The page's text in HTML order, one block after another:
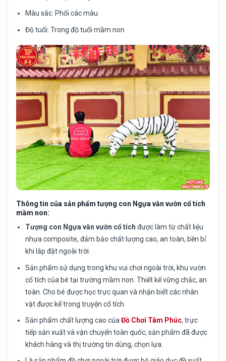
Màu sắc: Phối các màu
Độ tuổi: Trong độ tuổi mầm non
Thông tin của sản phẩm tượng con Ngựa vằn vườn cổ tích
mầm non:
Tượng con Ngựa vằn vườn cổ tích được làm từ chất liệu
nhựa composite, đảm bảo chất lượng cao, an toàn, bền bỉ
khi lắp đặt ngoài trời.
Sản phẩm sử dụng trong khu vui chơi ngoài trời, khu vườn
cổ tích của bé tại trường mầm non. Thiết kế vững chắc, an
toàn. Cho bé được học trực quan và nhận biết các nhân
vật được kể trong truyện cổ tích.
Sản phẩm chất lượng cao củaĐồ Chơi Tâm Phúc, trực
tiếp sản xuất và vận chuyển toàn quốc, sản phẩm đã được
khách hàng và thị trường tin dùng, chọn lựa.